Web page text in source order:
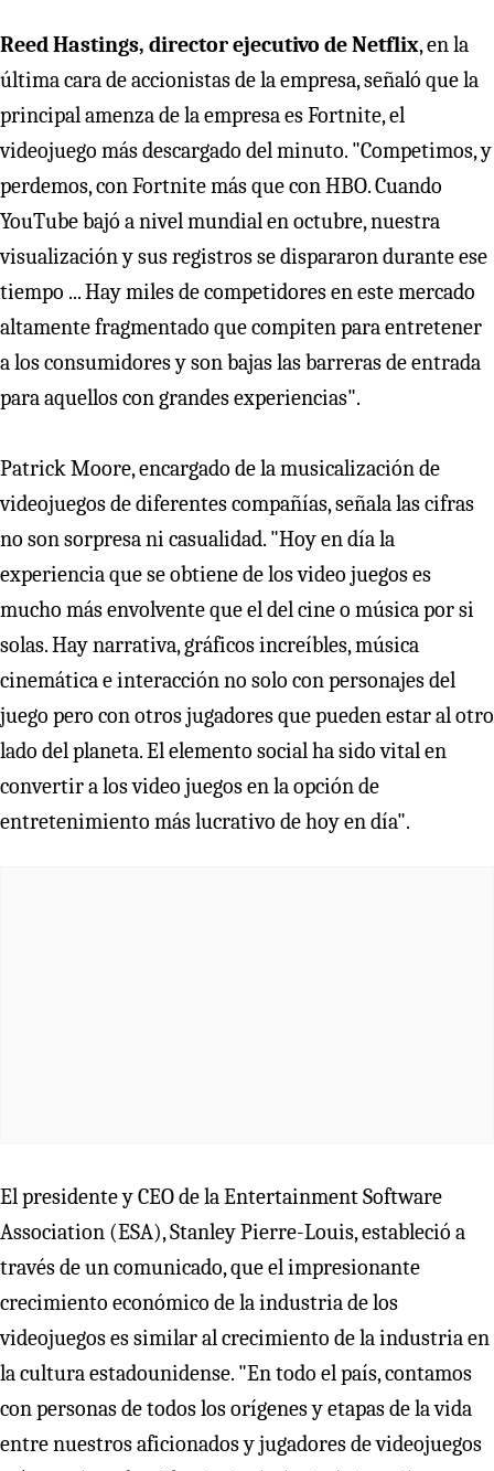
Reed Hastings, director ejecutivo de Netflix, en la
última cara de accionistas de la empresa, señaló que la
principal amenza de la empresa es Fortnite, el
videojuego más descargado del minuto. "Competimos, y
perdemos, con Fortnite más que con HBO. Cuando
YouTube bajó a nivel mundial en octubre, nuestra
visualización y sus registros se dispararon durante ese
tiempo ... Hay miles de competidores en este mercado
altamente fragmentado que compiten para entretener
a los consumidores y son bajas las barreras de entrada
para aquellos con grandes experiencias".
Patrick Moore, encargado de la musicalización de
videojuegos de diferentes compañías, señala las cifras
no son sorpresa ni casualidad. "Hoy en día la
experiencia que se obtiene de los video juegos es
mucho más envolvente que el del cine o música por si
solas. Hay narrativa, gráficos increíbles, música
cinemática e interacción no solo con personajes del
juego pero con otros jugadores que pueden estar al otro
lado del planeta. El elemento social ha sido vital en
convertir a los video juegos en la opción de
entretenimiento más lucrativo de hoy en día".
El presidente y CEO de la Entertainment Software
Association (ESA), Stanley Pierre-Louis, estableció a
través de un comunicado, que el impresionante
crecimiento económico de la industria de los
videojuegos es similar al crecimiento de la industria en
la cultura estadounidense. "En todo el país, contamos
con personas de todos los orígenes y etapas de la vida
entre nuestros aficionados y jugadores de videojuegos